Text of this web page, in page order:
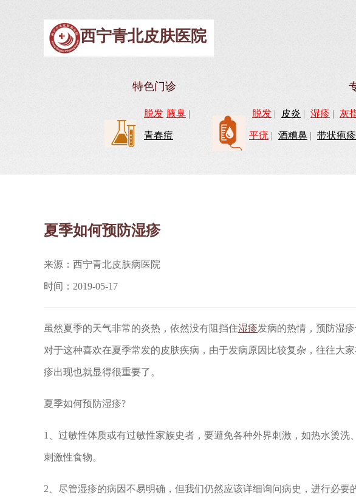
西宁青北皮肤医院
特色门诊
脱发 腋臭 |
青春痘
脱发 | 皮炎 | 湿疹 | 灰
平疣 | 酒糟鼻 | 带状疱疹
夏季如何预防湿疹
来源：西宁青北皮肤病医院
时间：2019-05-17
虽然夏季的天气非常的炎热，依然没有阻挡住湿疹发病的热情，预防湿
对于这种喜欢在夏季常发的皮肤疾病，由于发病原因比较复杂，往往大
疹出现也就显得很重要了。
夏季如何预防湿疹?
1、过敏性体质或有过敏性家族史者，要避免各种外界刺激，如热水烫洗
刺激性食物。
2、尽管湿疹的病因不易明确，但我们仍然应该详细询问病史，进行必要